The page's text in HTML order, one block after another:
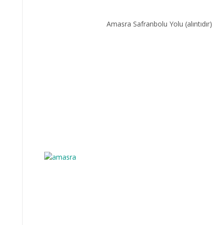
Amasra Safranbolu Yolu (alıntıdır)